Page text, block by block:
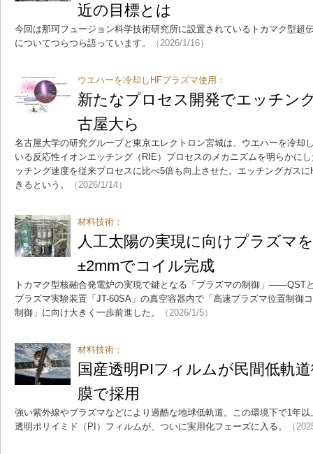
近の目標とは
今回は那珂フュージョン科学技術研究所に設置されているトカマク型超
についてつらつら語っています。
（2026/1/16）
ウエハーを冷却しHFプラズマ使用：
新たなプロセス開発でエッチン
古屋大ら
名古屋大学の研究グループと東京エレクトロン宮城は、ウエハーを冷却
いる反応性イオンエッチング（RIE）プロセスのメカニズムを明らかに
ッチング速度を従来プロセスに比べ5倍も向上させた。エッチングガス
きるという。
（2026/1/14）
材料技術：
人工太陽の実現に向けプラズマ
±2mmでコイル完成
トカマク型核融合発電炉の実現で鍵となる「プラズマの制御」――QST
プラズマ実験装置「JT-60SA」の真空容器内で「高速プラズマ位置制御
制御」に向け大きく一歩前進した。
（2026/1/5）
材料技術：
国産透明PIフィルムが民間低軌
膜で採用
強い紫外線やプラズマなどにより過酷な地球低軌道。この環境下で1年
透明ポリイミド（PI）フィルムが、ついに実用化フェーズに入る。
（